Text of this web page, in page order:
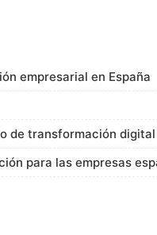
empresarial en España
de transformación digital
para las empresas